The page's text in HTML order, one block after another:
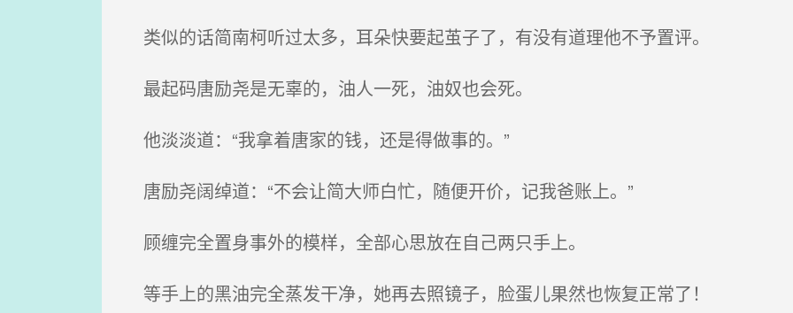
类似的话简南柯听过太多，耳朵快要起茧子了，有没有道理他不予置评。
最起码唐励尧是无辜的，油人一死，油奴也会死。
他淡淡道：“我拿着唐家的钱，还是得做事的。”
唐励尧阔绰道：“不会让简大师白忙，随便开价，记我爸账上。”
顾缠完全置身事外的模样，全部心思放在自己两只手上。
等手上的黑油完全蒸发干净，她再去照镜子，脸蛋儿果然也恢复正常了！